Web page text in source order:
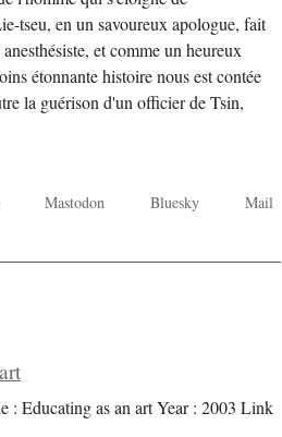
tseu, en un savoureux apologue, fait
et comme un heureux
étonnante histoire nous est contée
la guérison d'un officier de Tsin,
Mastodon Bluesky Mail
Educating as an art Year : 2003 Link